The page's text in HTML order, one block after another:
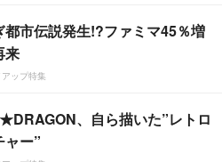
都市伝説発生!?ファミマ45％増
来
ップ特集
、自ら描いた”レトロ
ャー”